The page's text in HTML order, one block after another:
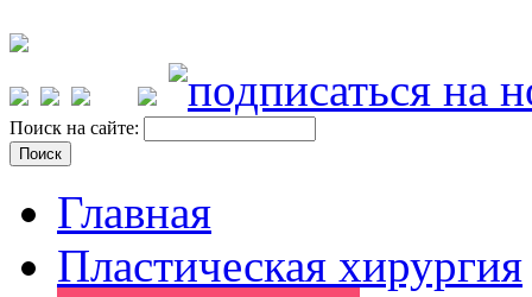
Поиск на сайте:
Главная
Пластическая хирургия